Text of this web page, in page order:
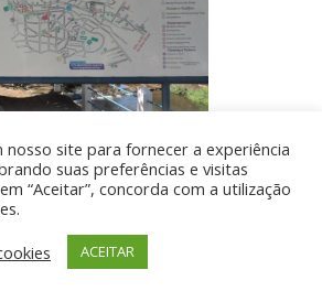
- direitos reservados - Desenvolvido
por UIA WEB
nosso site para fornecer a experiência
suas preferências e visitas
“Aceitar”, concorda com a utilização
ACEITAR